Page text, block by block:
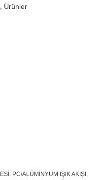
Ürünler
PC/ALÜMİNYUM IŞIK AKIŞI: